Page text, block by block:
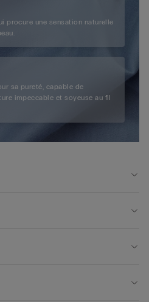
procure une sensation naturelle
sa pureté, capable de
impeccable et soyeuse au fil